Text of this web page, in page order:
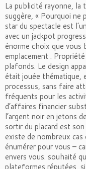
La publicité rayonne,
suggère, « Pourquoi ne
star du spectacle est
avec un jackpot
énorme choix que vous
emplacement .
plafonds. Le design
était jouée thématique,
processus, sans faire
fréquents pour les
d’affaires financier
l’argent noir en jetons
sortir du placard est
existe de nombreux
énumérer pour vous –
envers vous. souhaité
plateformes réputées,